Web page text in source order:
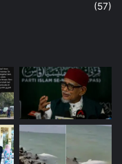
(57)